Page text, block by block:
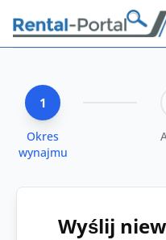
1
Okres
wynajmu
Wyślij